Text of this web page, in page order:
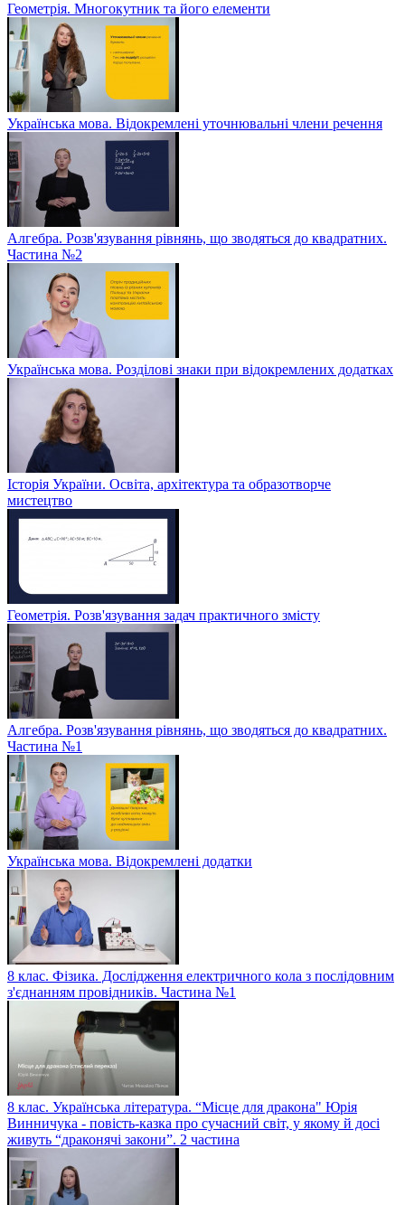
Геометрія. Многокутник та його елементи
Українська мова. Відокремлені уточнювальні члени речення
Алгебра. Розв'язування рівнянь, що зводяться до квадратних.
Частина №2
Українська мова. Розділові знаки при відокремлених додатках
Історія України. Освіта, архітектура та образотворче
мистецтво
Геометрія. Розв'язування задач практичного змісту
Алгебра. Розв'язування рівнянь, що зводяться до квадратних.
Частина №1
Українська мова. Відокремлені додатки
8 клас. Фізика. Дослідження електричного кола з послідовним
з'єднанням провідників. Частина №1
8 клас. Українська література. “Місце для дракона" Юрія
Винничука - повість-казка про сучасний світ, у якому й досі
живуть “драконячі закони”. 2 частина